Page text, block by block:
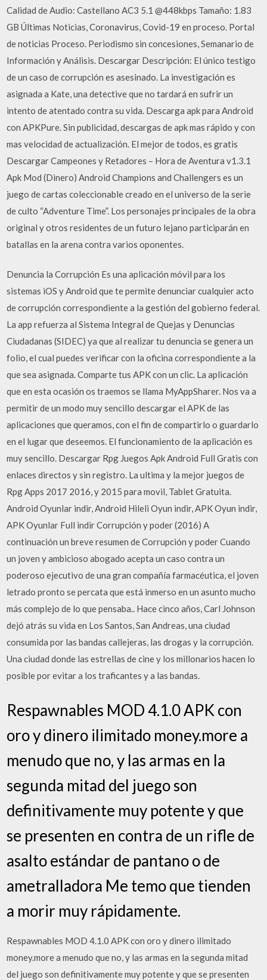
Calidad de Audio: Castellano AC3 5.1 @448kbps Tamaño: 1.83
GB Últimas Noticias, Coronavirus, Covid-19 en proceso. Portal
de noticias Proceso. Periodismo sin concesiones, Semanario de
Información y Análisis. Descargar Descripción: El único testigo
de un caso de corrupción es asesinado. La investigación es
asignada a Kate, una detective que no tardará en sufrir un
intento de atentado contra su vida. Descarga apk para Android
con APKPure. Sin publicidad, descargas de apk mas rápido y con
mas velocidad de actualización. El mejor de todos, es gratis
Descargar Campeones y Retadores – Hora de Aventura v1.3.1
Apk Mod (Dinero) Android Champions and Challengers es un
juego de cartas coleccionable creado en el universo de la serie
de culto “Adventure Time”. Los personajes principales de la obra
original y otros residentes de un futuro lejano participarán en
batallas en la arena contra varios oponentes.
Denuncia la Corrupción Es una aplicación móvil para los
sistemas iOS y Android que te permite denunciar cualquier acto
de corrupción correspondiente a la gestión del gobierno federal.
La app refuerza al Sistema Integral de Quejas y Denuncias
Ciudadanas (SIDEC) ya que al realizar tu denuncia se genera un
folio, el cual puedes verificar con la oficina correspondiente a la
que sea asignada. Comparte tus APK con un clic. La aplicación
que en esta ocasión os traemos se llama MyAppSharer. Nos va a
permitir de un modo muy sencillo descargar el APK de las
aplicaciones que queramos, con el fin de compartirlo o guardarlo
en el lugar que deseemos. El funcionamiento de la aplicación es
muy sencillo. Descargar Rpg Juegos Apk Android Full Gratis con
enlaces directos y sin registro. La ultima y la mejor juegos de
Rpg Apps 2017 2016, y 2015 para movil, Tablet Gratuita.
Android Oyunlar indir, Android Hileli Oyun indir, APK Oyun indir,
APK Oyunlar Full indir Corrupción y poder (2016) A
continuación un breve resumen de Corrupción y poder Cuando
un joven y ambicioso abogado acepta un caso contra un
poderoso ejecutivo de una gran compañía farmacéutica, el joven
letrado pronto se percata que está inmerso en un asunto mucho
más complejo de lo que pensaba.. Hace cinco años, Carl Johnson
dejó atrás su vida en Los Santos, San Andreas, una ciudad
consumida por las bandas callejeras, las drogas y la corrupción.
Una ciudad donde las estrellas de cine y los millonarios hacen lo
posible por evitar a los traficantes y a las bandas.
Respawnables MOD 4.1.0 APK con
oro y dinero ilimitado money.more a
menudo que no, y las armas en la
segunda mitad del juego son
definitivamente muy potente y que
se presenten en contra de un rifle de
asalto estándar de pantano o de
ametralladora Me temo que tienden
a morir muy rápidamente.
Respawnables MOD 4.1.0 APK con oro y dinero ilimitado
money.more a menudo que no, y las armas en la segunda mitad
del juego son definitivamente muy potente y que se presenten